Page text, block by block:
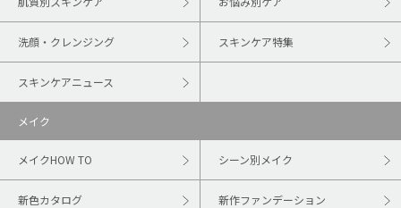
洗顔・クレンジング スキンケア特集
スキンケアニュース
メイク
メイクHOW TO シーン別メイク
新色カタログ 新作ファンデーション